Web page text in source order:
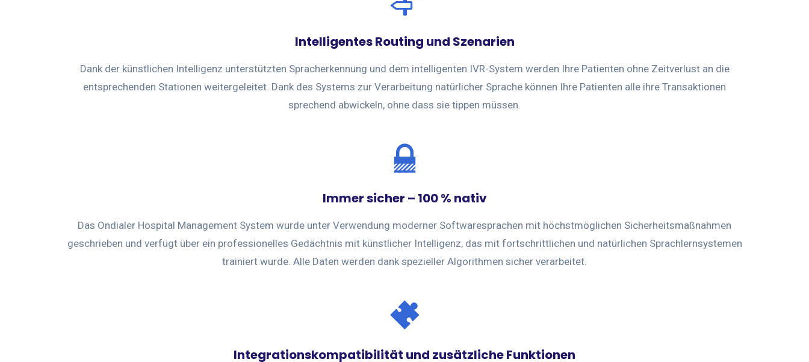
Intelligentes Routing und Szenarien
Dank der künstlichen Intelligenz unterstützten Spracherkennung und dem intelligenten IVR-System werden Ihre Patienten ohne Zeitverlust an die
entsprechenden Stationen weitergeleitet. Dank des Systems zur Verarbeitung natürlicher Sprache können Ihre Patienten alle ihre Transaktionen
sprechend abwickeln, ohne dass sie tippen müssen.
Immer sicher – 100 % nativ
Das Ondialer Hospital Management System wurde unter Verwendung moderner Softwaresprachen mit höchstmöglichen Sicherheitsmaßnahmen
geschrieben und verfügt über ein professionelles Gedächtnis mit künstlicher Intelligenz, das mit fortschrittlichen und natürlichen Sprachlernsystemen
trainiert wurde. Alle Daten werden dank spezieller Algorithmen sicher verarbeitet.
Integrationskompatibilität und zusätzliche Funktionen